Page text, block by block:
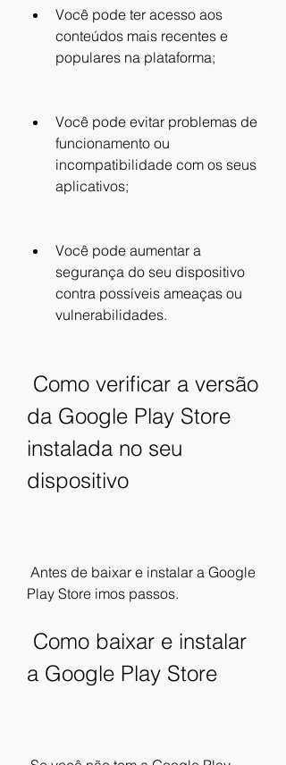
Você pode ter acesso aos
conteúdos mais recentes e
populares na plataforma;
Você pode evitar problemas de
funcionamento ou
incompatibilidade com os seus
aplicativos;
Você pode aumentar a
segurança do seu dispositivo
contra possíveis ameaças ou
vulnerabilidades.
da Google Play Store
instalada no seu
dispositivo
Play Store imos passos.
a Google Play Store